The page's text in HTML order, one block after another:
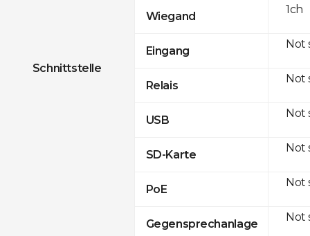
Schnittstelle
Wiegand
Eingang
Relais
USB
SD-Karte
PoE
Gegensprechanlage
1ch
Not
Not
Not
Not
Not
Not